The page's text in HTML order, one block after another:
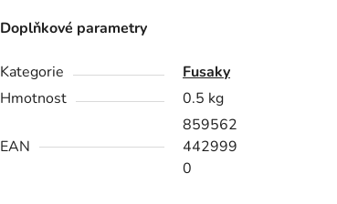
Doplňkové parametry
Kategorie
Fusaky
Hmotnost
0.5 kg
EAN
859562
442999
0